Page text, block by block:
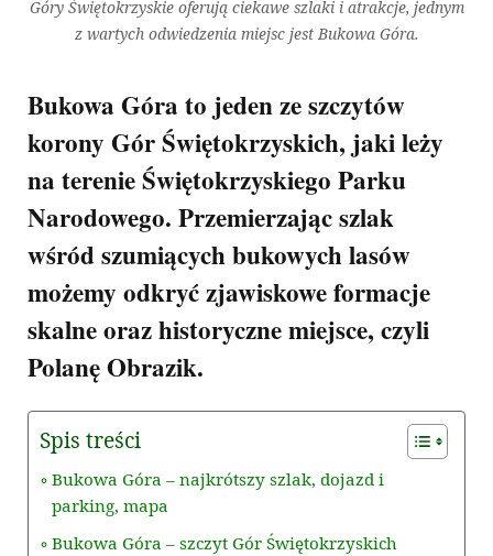
Góry Świętokrzyskie oferują ciekawe szlaki i atrakcje, jednym
z wartych odwiedzenia miejsc jest Bukowa Góra.
Bukowa Góra to jeden ze szczytów
korony Gór Świętokrzyskich, jaki leży
na terenie Świętokrzyskiego Parku
Narodowego. Przemierzając szlak
wśród szumiących bukowych lasów
możemy odkryć zjawiskowe formacje
skalne oraz historyczne miejsce, czyli
Polanę Obrazik.
Spis treści
Bukowa Góra – najkrótszy szlak, dojazd i
parking, mapa
Bukowa Góra – szczyt Gór Świętokrzyskich